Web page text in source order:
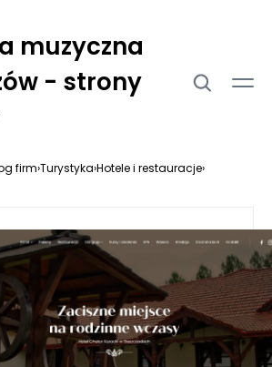
muzyczna
- strony
firm›Turystyka›Hotele i restauracje›